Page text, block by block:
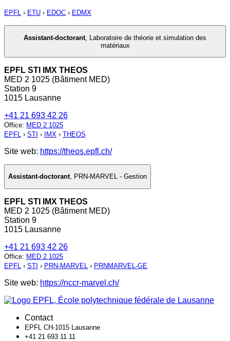
EPFL › ETU › EDOC › EDMX
Assistant-doctorant Laboratoire de théorie et simulation des
matériaux
EPFL STI IMX THEOS
MED 2 1025 (Bâtiment MED)
Station 9
1015 Lausanne
+41 21 693 42 26
Office: MED 2 1025
EPFL › STI › IMX › THEOS
Site web: https://theos.epfl.ch/
Assistant-doctorant, PRN-MARVEL - Gestion
EPFL STI IMX THEOS
MED 2 1025 (Bâtiment MED)
Station 9
1015 Lausanne
+41 21 693 42 26
Office: MED 2 1025
EPFL › STI › PRN-MARVEL › PRNMARVEL-GE
Site web: https://nccr-marvel.ch/
Contact
EPFL CH-1015 Lausanne
+41 21 693 11 11